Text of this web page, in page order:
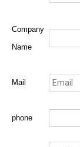
Company
Name
Mail
phone